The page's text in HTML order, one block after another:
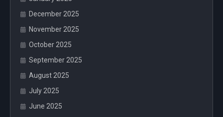
December 2025
November 2025
October 2025
September 2025
August 2025
July 2025
June 2025